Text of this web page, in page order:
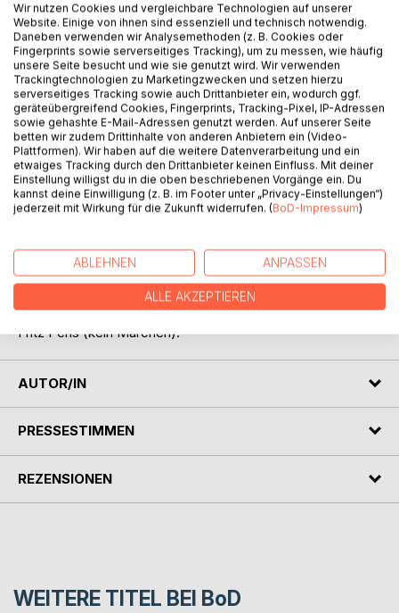
IN DEN WARENKORB
Auf die Merkliste
Titel bewerten
Eine Märchensammlung über Sucht, Schizophrenie, Affekt-
und Persönlichkeitsstörung. Zudem eine
Zusammenfassung des Schichtenmodells der Neurose von
Fritz Perls (kein Märchen).
AUTOR/IN
PRESSESTIMMEN
REZENSIONEN
WEITERE TITEL BEI BoD
Wir nutzen Cookies und vergleichbare Technologien auf unserer
Website. Einige von ihnen sind essenziell und technisch notwendig.
Daneben verwenden wir Analysemethoden (z. B. Cookies oder
Fingerprints sowie serverseitiges Tracking), um zu messen, wie häufig
unsere Seite besucht und wie sie genutzt wird. Wir verwenden
Trackingtechnologien zu Marketingzwecken und setzen hierzu
serverseitiges Tracking sowie auch Drittanbieter ein, wodurch ggf.
geräteübergreifend Cookies, Fingerprints, Tracking-Pixel, IP-Adressen
sowie gehashte E-Mail-Adressen genutzt werden. Auf unserer Seite
betten wir zudem Drittinhalte von anderen Anbietern ein (Video-
Plattformen). Wir haben auf die weitere Datenverarbeitung und ein
etwaiges Tracking durch den Drittanbieter keinen Einfluss. Mit deiner
Einstellung willigst du in die oben beschriebenen Vorgänge ein. Du
kannst deine Einwilligung (z. B. im Footer unter „Privacy-Einstellungen“)
jederzeit mit Wirkung für die Zukunft widerrufen. (BoD-Impressum)
ABLEHNEN ANPASSEN
ALLE AKZEPTIEREN